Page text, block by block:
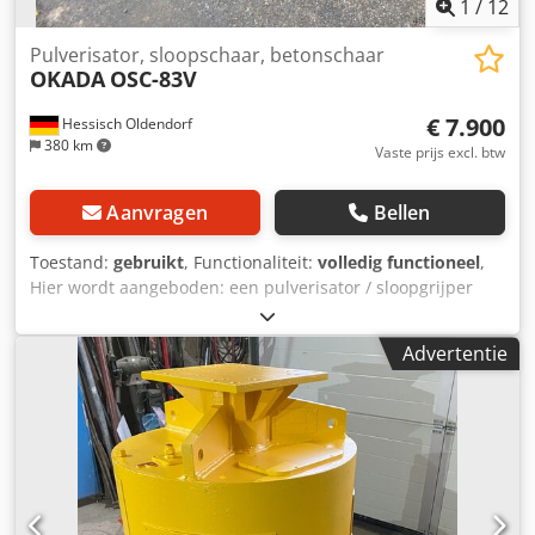
1 / 12
Hessisch Oldendorf
380 km
Pulverisator, sloopschaar, betonschaar
OKADA OSC-83V
€ 7.900
Vaste prijs excl. btw
Aanvragen Bellen
Toestand: gebruikt, Functionaliteit: volledig functioneel,
Hier wordt aangeboden: een pulverisator / sloopgrijper
Merk: OKADA OSV-83V LENOX MS21 Geschikt voor 20-25
ton graafmachines Credpfx Aexw N Szehzjf Gebruikte,
goed werkende staat. Voor vragen neem contact op via
telefoon of E-mail Verzending binnen Duitsland is mogelijk.
Verzendkosten op aanvraag. Alle informatie is vrijblijvend
en zonder garantie, fouten en tussentijdse verkoop
voorbehouden. Wij spreken Frans / Wij spreken Russisch
We speak English / Wij spreken Roemeens Viber /
WhatsApp / Skype Wij verzorgen tegen meerprijs alle
Advertentie